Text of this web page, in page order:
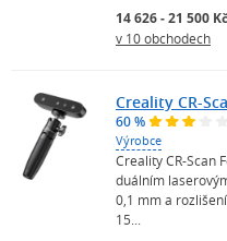
14 626 - 21 500 Kč
v 10 obchodech
Creality CR-
60 %
Výrobce
Creality CR-Scan
duálním
0,1 mm a
15...